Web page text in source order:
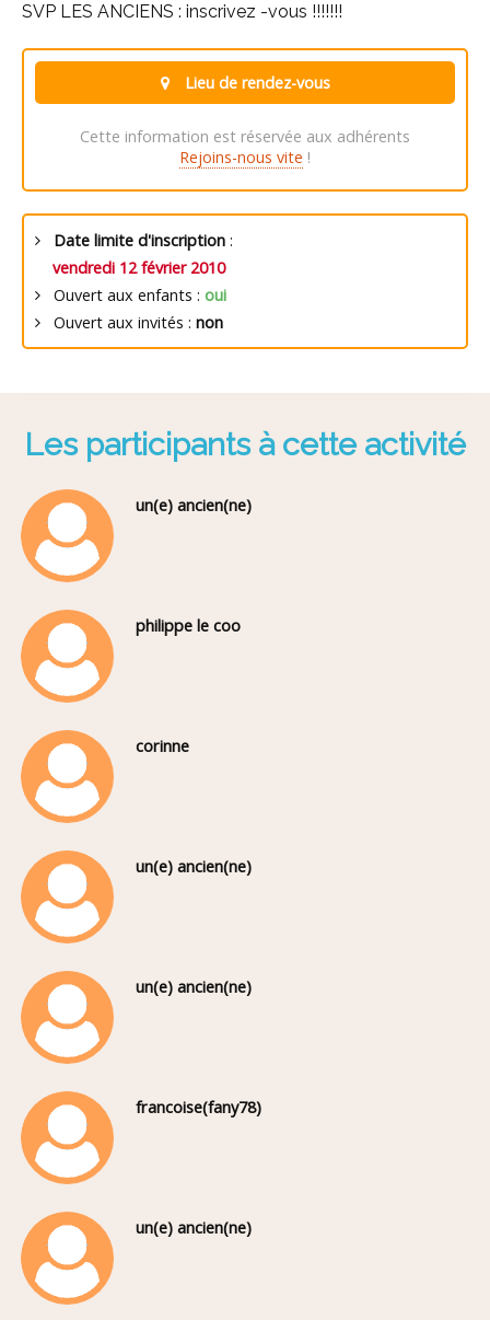
SVP LES ANCIENS : inscrivez -vous !!!!!!!
Lieu de rendez-vous
Cette information est réservée aux adhérents
Rejoins-nous vite !
Date limite d'inscription :
vendredi 12 février 2010
Ouvert aux enfants : oui
Ouvert aux invités : non
Les participants à cette activité
un(e) ancien(ne)
philippe le coo
corinne
un(e) ancien(ne)
un(e) ancien(ne)
francoise(fany78)
un(e) ancien(ne)